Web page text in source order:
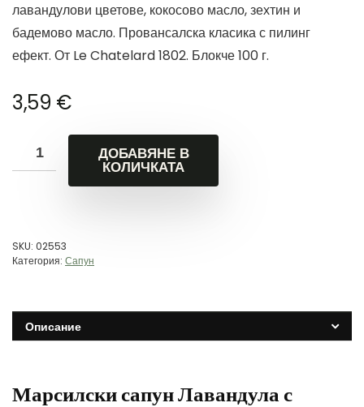
лавандулови цветове, кокосово масло, зехтин и
бадемово масло. Провансалска класика с пилинг
ефект. От Le Chatelard 1802. Блокче 100 г.
3,59 €
ДОБАВЯНЕ В
КОЛИЧКАТА
SKU: 02553
Категория: Сапун
Описание
Марсилски сапун Лавандула с